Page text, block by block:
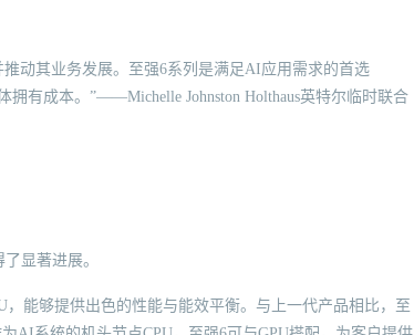
动其业务发展。至强6系列是满足AI应用需求的首选
有成本。”——Michelle Johnston Holthaus英特尔临时联合
显著进展。
能够提供出色的性能与能效平衡。与上一代产品相比，至